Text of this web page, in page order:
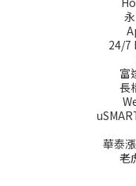
24/7
富
長
華泰
老